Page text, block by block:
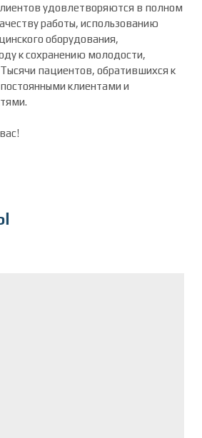
удовлетворяются в полном
работы, использованию
оборудования,
к сохранению молодости,
пациентов, обратившихся к
клиентами и